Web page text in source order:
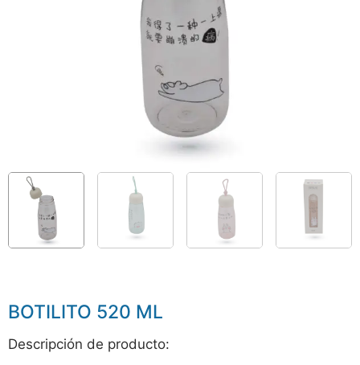
BOTILITO 520 ML
Descripción de producto: